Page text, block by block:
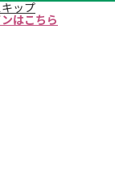
キップ
はこちら